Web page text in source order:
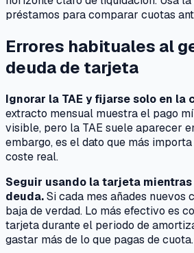
préstamos para comparar cuotas
Errores habituales al
deuda de tarjeta
Ignorar la TAE y fijarse solo en la
extracto mensual muestra el pago
visible, pero la TAE suele aparecer
embargo, es el dato que más
coste real.
Seguir usando la tarjeta
deuda.Si cada mes añades nuevos
baja de verdad. Lo más efectivo es
tarjeta durante el periodo de
gastar más de lo que pagas de cuota.